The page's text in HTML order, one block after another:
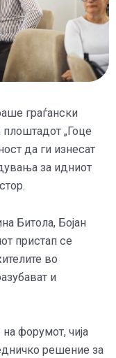
граѓански
„Гоце
да ги изнесат
за идниот
Битола, Бојан
пристап се
во
и
форумот, чија
решение за